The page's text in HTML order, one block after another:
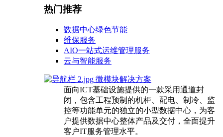
热门推荐
数据中心绿色节能
维保服务
AIO一站式运维管理服务
云与智能服务
微模块解决方案
面向ICT基础设施提供的一款采用通道封
闭，包含工程预制的机柜、配电、制冷、监
控等功能单元的独立的小型数据中心，为客
户提供数据中心整体产品及交付，全面提升
客户IT服务管理水平。